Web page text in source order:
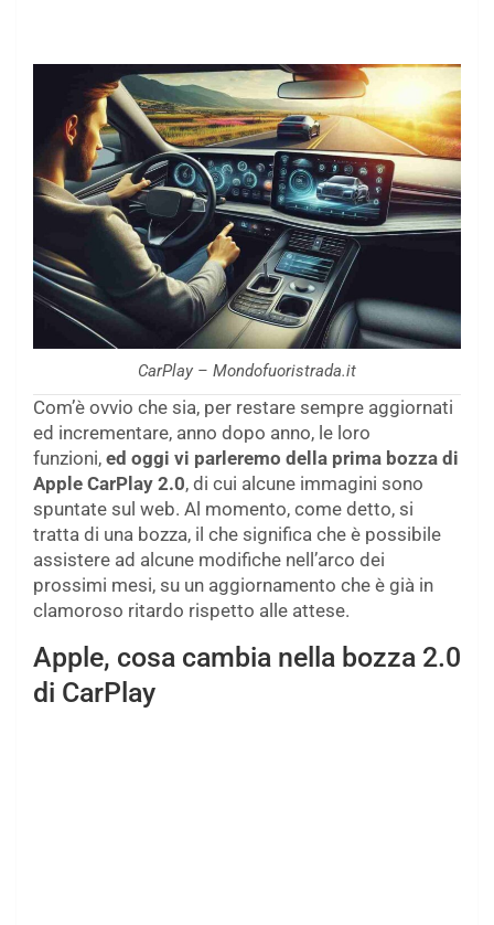
CarPlay – Mondofuoristrada.it
Com’è ovvio che sia, per restare sempre aggiornati
ed incrementare, anno dopo anno, le loro
funzioni, ed oggi vi parleremo della prima bozza di
Apple CarPlay 2.0, di cui alcune immagini sono
spuntate sul web. Al momento, come detto, si
tratta di una bozza, il che significa che è possibile
assistere ad alcune modifiche nell’arco dei
prossimi mesi, su un aggiornamento che è già in
clamoroso ritardo rispetto alle attese.
Apple, cosa cambia nella bozza 2.0
di CarPlay